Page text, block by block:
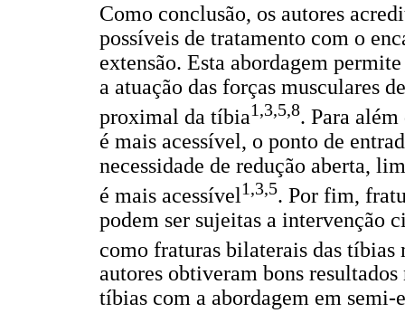
Como conclusão, os autores
possíveis de tratamento com o
extensão. Esta abordagem
a atuação das forças musculares
proximal da tíbia1,3,5,8. Para
é mais acessível, o ponto de
necessidade de redução aberta,
é mais acessível1,3,5. Por fim,
podem ser sujeitas a intervenção
como fraturas bilaterais das tíbias
autores obtiveram bons
tíbias com a abordagem em